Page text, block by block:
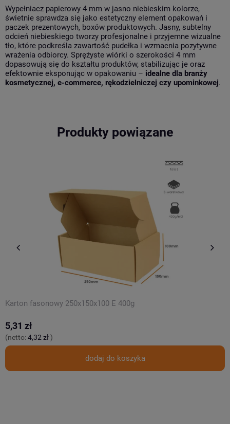
Wypełniacz papierowy 4 mm w jasno niebieskim kolorze,
świetnie sprawdza się jako estetyczny element opakowań i
paczek prezentowych, boxów produktowych. Jasny, subtelny
odcień niebieskiego tworzy profesjonalne i przyjemne wizualne
tło, które podkreśla zawartość pudełka i wzmacnia pozytywne
wrażenia odbiorcy. Sprężyste wiórki o szerokości 4 mm
dopasowują się do kształtu produktów, stabilizując je oraz
efektownie eksponując w opakowaniu – idealne dla branży
kosmetycznej, e-commerce, rękodzielniczej czy upominkowej.
Produkty powiązane
Karton fasonowy 250x150x100 E 400g
5,31 zł
(netto:4,32 zł)
dodaj do koszyka